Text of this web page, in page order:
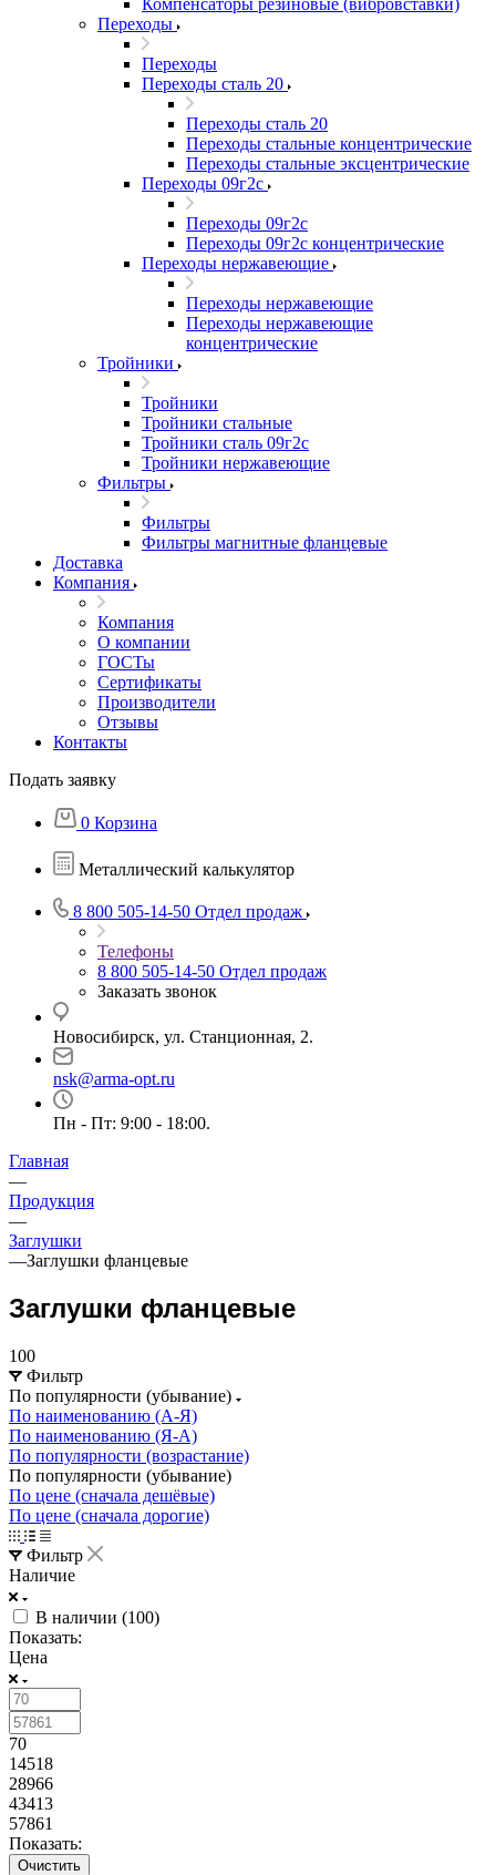
Компенсаторы резиновые (вибровставки)
Переходы
Переходы
Переходы сталь 20
Переходы сталь 20
Переходы стальные концентрические
Переходы стальные эксцентрические
Переходы 09г2с
Переходы 09г2с
Переходы 09г2с концентрические
Переходы нержавеющие
Переходы нержавеющие
Переходы нержавеющие
концентрические
Тройники
Тройники
Тройники стальные
Тройники сталь 09г2с
Тройники нержавеющие
Фильтры
Фильтры
Фильтры магнитные фланцевые
Доставка
Компания
Компания
О компании
ГОСТы
Сертификаты
Производители
Отзывы
Контакты
Подать заявку
0 Корзина
Металлический калькулятор
8 800 505-14-50 Отдел продаж
Телефоны
8 800 505-14-50 Отдел продаж
Заказать звонок
Новосибирск, ул. Станционная, 2.
nsk@arma-opt.ru
Пн - Пт: 9:00 - 18:00.
Главная
—
Продукция
—
Заглушки
—Заглушки фланцевые
Заглушки фланцевые
100
Фильтр
По популярности (убывание)
По наименованию (А-Я)
По наименованию (Я-А)
По популярности (возрастание)
По популярности (убывание)
По цене (сначала дешёвые)
По цене (сначала дорогие)
Фильтр
Наличие
В наличии (100)
Показать:
Цена
70
14518
28966
43413
57861
Показать:
Очистить